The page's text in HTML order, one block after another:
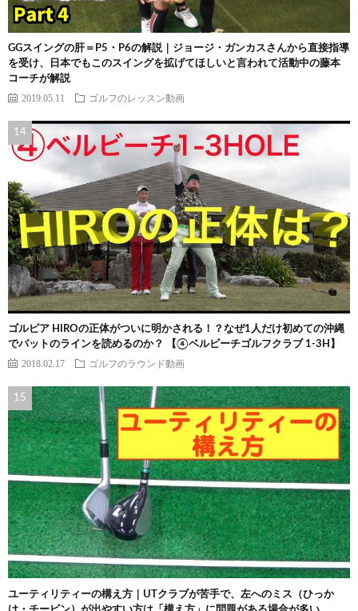
GGスイングの肝＝P5・P6の解説｜ジョージ・ガンカスさんから直接指導
を受け、日本でもこのスイングを拡げてほしいと言われて活動中の藤本
コーチが解説
2019.05.11 ゴルフのレッスン動画
ゴルピア HIROの正体がついに明かされる！？なぜ1人だけ初めての沖縄
でパットのラインを読めるのか？ 【④ベルビーチゴルフクラブ 1-3H】
2018.02.17 ゴルフのラウンド動画
ユーティリティーの構え方｜UTクラブが苦手で、左へのミス（ひっか